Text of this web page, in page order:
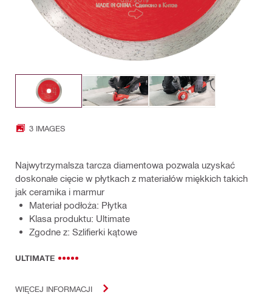
3 IMAGES
Najwytrzymalsza tarcza diamentowa pozwala uzyskać
doskonałe cięcie w płytkach z materiałów miękkich takich
jak ceramika i marmur
Materiał podłoża: Płytka
Klasa produktu: Ultimate
Zgodne z: Szlifierki kątowe
ULTIMATE
WIĘCEJ INFORMACJI